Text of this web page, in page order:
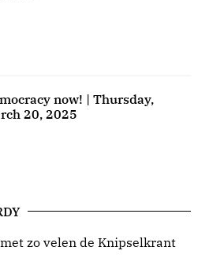
now! | Thursday,
20, 2025
zo velen de Knipselkrant